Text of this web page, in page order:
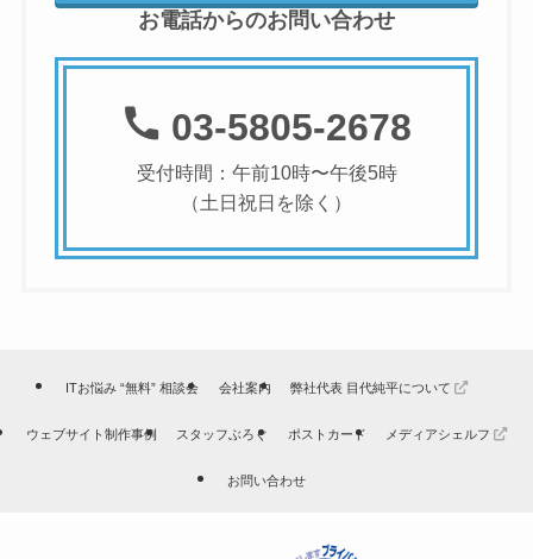
お電話からのお問い合わせ
03-5805-2678
受付時間：午前10時〜午後5時
（土日祝日を除く）
ITお悩み “無料” 相談会 会社案内 弊社代表 目代純平について
ウェブサイト制作事例 スタッフぶろぐ ポストカード メディアシェルフ
お問い合わせ